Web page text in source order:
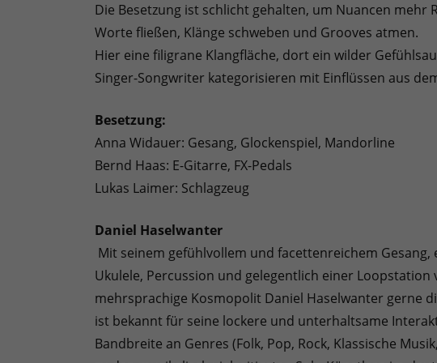
Die Besetzung ist schlicht gehalten, um Nuancen mehr
Worte fließen, Klänge schweben und Grooves atmen.
Hier eine filigrane Klangfläche, dort ein wilder
Singer-Songwriter kategorisieren mit Einflüssen aus
Besetzung:
Anna Widauer: Gesang, Glockenspiel, Mandorline
Bernd Haas: E-Gitarre, FX-Pedals
Lukas Laimer: Schlagzeug
Daniel Haselwanter
Mit seinem gefühlvollem und facettenreichem
Ukulele, Percussion und gelegentlich einer
mehrsprachige Kosmopolit Daniel Haselwanter gerne
ist bekannt für seine lockere und unterhaltsame
Bandbreite an Genres (Folk, Pop, Rock, Klassische